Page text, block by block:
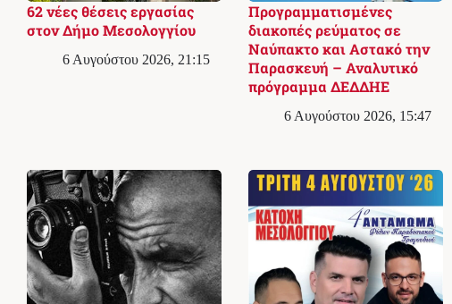
62 νέες θέσεις εργασίας
στον Δήμο Μεσολογγίου
6 Αυγούστου 2026, 21:15
Προγραμματισμένες
διακοπές ρεύματος σε
Ναύπακτο και Αστακό την
Παρασκευή – Αναλυτικό
πρόγραμμα ΔΕΔΔΗΕ
6 Αυγούστου 2026, 15:47